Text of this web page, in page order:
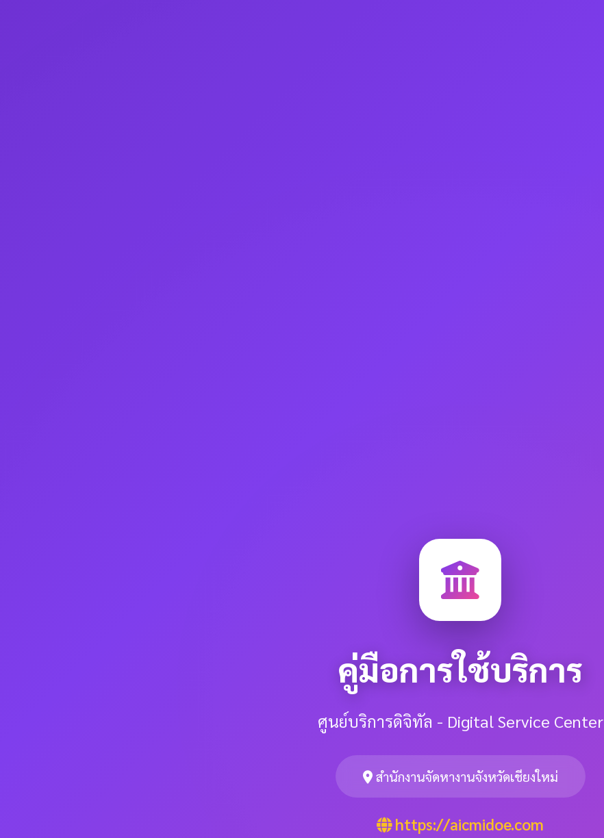
คู่มือการใช้บริการ
ศูนย์บริการดิจิทัล - Digital Service Center
สำนักงานจัดหางานจังหวัดเชียงใหม่
https://aicmidoe.com